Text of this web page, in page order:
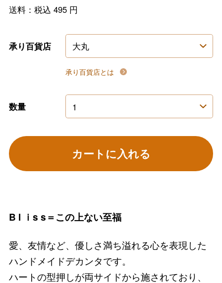
送料：税込 495円
承り百貨店
承り百貨店とは
数量
カートに入れる
B l ｉs s＝この上ない至福
愛、友情など、優しさ満ち溢れる心を表現した
ハンドメイドデカンタです。
ハートの型押しが両サイドから施されており、